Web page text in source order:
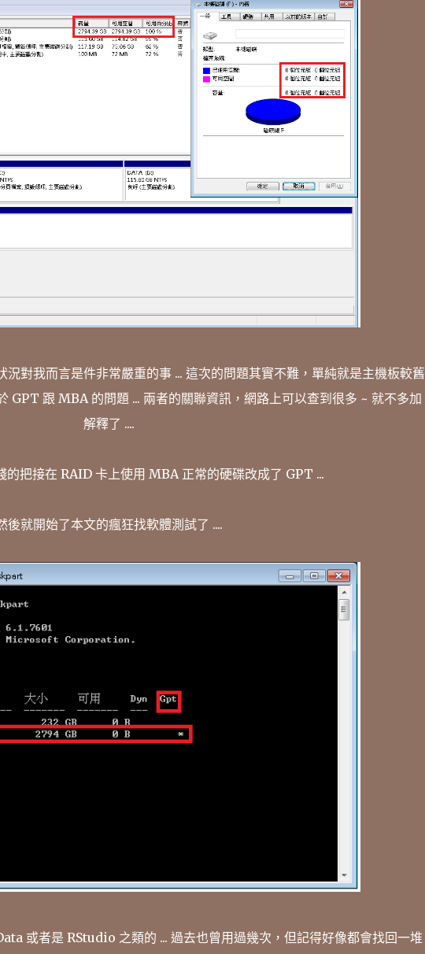
對我而言是件非常嚴重的事 ... 這次的問題其實不難，單純就是主機板較舊
GPT 跟 MBA 的問題 ... 兩者的關聯資訊，網路上可以查到很多 ~ 就不多加
解釋了 ....
的把接在 RAID 卡上使用 MBA 正常的硬碟改成了 GPT ...
後就開始了本文的瘋狂找軟體測試了 ....
或者是 RStudio 之類的 ... 過去也曾用過幾次，但記得好像都會找回一堆